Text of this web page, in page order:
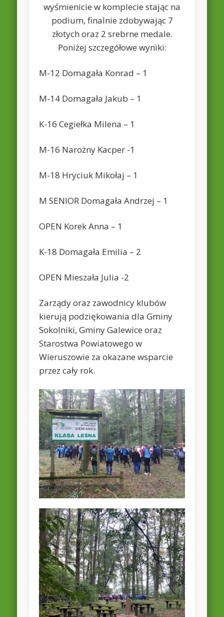
wyśmienicie w komplecie stając na
podium, finalnie zdobywając 7
złotych oraz 2 srebrne medale.
Poniżej szczegółowe wyniki:
M-12 Domagała Konrad – 1
M-14 Domagała Jakub – 1
K-16 Cegiełka Milena – 1
M-16 Narożny Kacper -1
M-18 Hryciuk Mikołaj – 1
M SENIOR Domagała Andrzej – 1
OPEN Korek Anna – 1
K-18 Domagała Emilia – 2
OPEN Mieszała Julia -2
Zarządy oraz zawodnicy klubów
kierują podziękowania dla Gminy
Sokolniki, Gminy Galewice oraz
Starostwa Powiatowego w
Wieruszowie za okazane wsparcie
przez cały rok.